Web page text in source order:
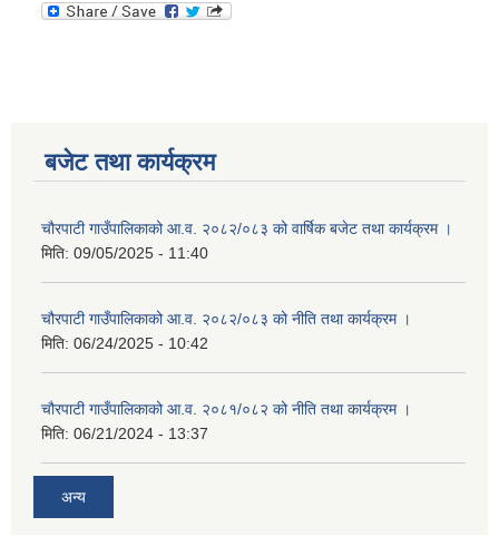
बजेट तथा कार्यक्रम
चौरपाटी गाउँपालिकाको आ.व. २०८२/०८३ को वार्षिक बजेट तथा कार्यक्रम ।
मिति: 09/05/2025 - 11:40
चौरपाटी गाउँपालिकाको आ.व. २०८२/०८३ को नीति तथा कार्यक्रम ।
मिति: 06/24/2025 - 10:42
चौरपाटी गाउँपालिकाको आ.व. २०८१/०८२ को नीति तथा कार्यक्रम ।
मिति: 06/21/2024 - 13:37
अन्य